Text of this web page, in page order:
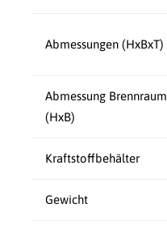
Abmessungen (HxBxT)
Abmessung Brennraum
(HxB)
Kraftstoffbehälter
Gewicht